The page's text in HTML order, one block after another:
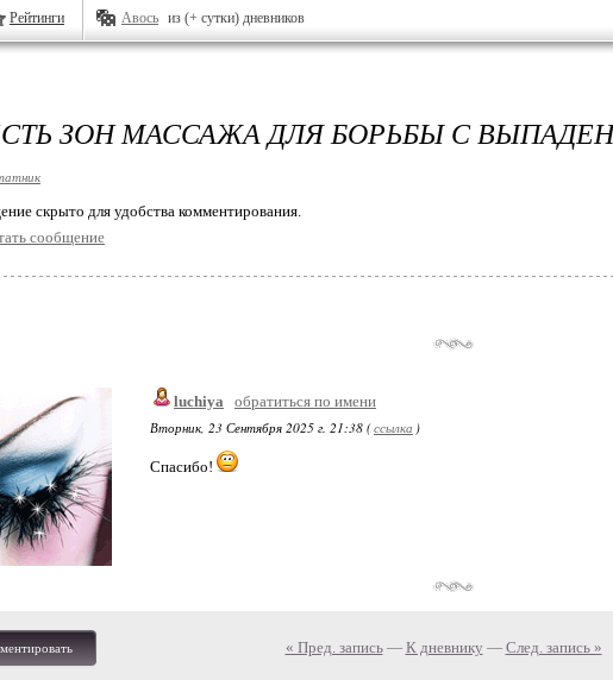
Рейтинги Авось из (+ сутки) дневников
ЗОН МАССАЖА ДЛЯ БОРЬБЫ С
скрыто для удобства комментирования.
сообщение
luchiya
обратиться по имени
Вторник, 23 Сентября 2025 г. 21:38 (ссылка )
Спасибо!
« Пред. запись— К дневнику — След. запись »